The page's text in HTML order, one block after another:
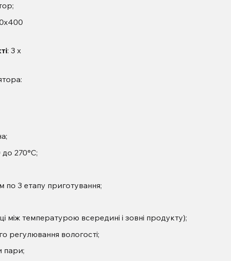
: 3 х
270°C;
по 3 етапу приготування;
між температурою всередині і зовні продукту);
регулювання вологості;
пари;